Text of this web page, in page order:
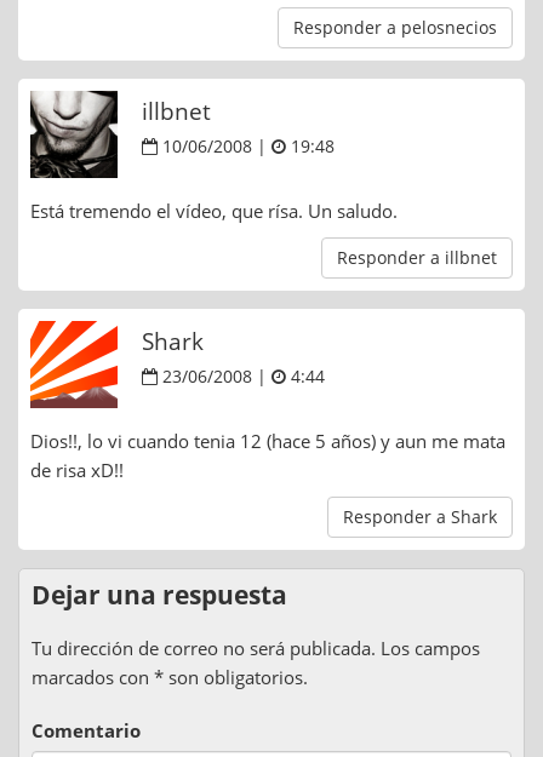
Responder a pelosnecios
illbnet
10/06/2008 | 19:48
Está tremendo el vídeo, que rísa. Un saludo.
Responder a illbnet
Shark
23/06/2008 | 4:44
Dios!!, lo vi cuando tenia 12 (hace 5 años) y aun me mata
de risa xD!!
Responder a Shark
Dejar una respuesta
Tu dirección de correo no será publicada. Los campos
marcados con * son obligatorios.
Comentario